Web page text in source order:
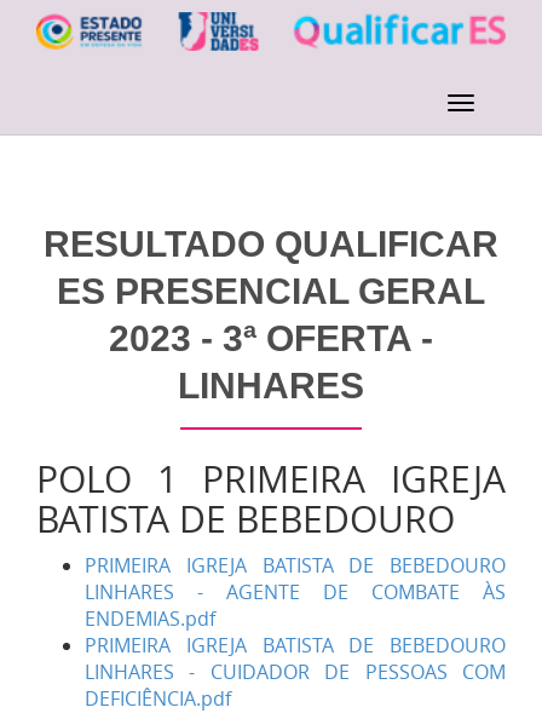
RESULTADO QUALIFICAR
ES PRESENCIAL GERAL
2023 - 3ª OFERTA -
LINHARES
POLO 1 PRIMEIRA IGREJA
BATISTA DE BEBEDOURO
PRIMEIRA IGREJA BATISTA DE BEBEDOURO
LINHARES - AGENTE DE COMBATE ÀS
ENDEMIAS.pdf
PRIMEIRA IGREJA BATISTA DE BEBEDOURO
LINHARES - CUIDADOR DE PESSOAS COM
DEFICIÊNCIA.pdf